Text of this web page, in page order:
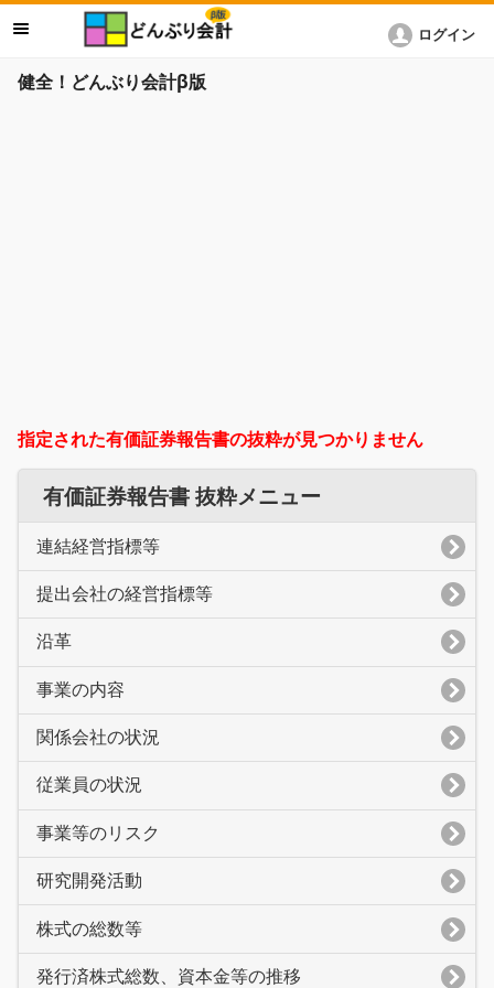
健全！どんぶり会計β版
ログイン
指定された有価証券報告書の抜粋が見つかりません
有価証券報告書 抜粋メニュー
連結経営指標等
提出会社の経営指標等
沿革
事業の内容
関係会社の状況
従業員の状況
事業等のリスク
研究開発活動
株式の総数等
発行済株式総数、資本金等の推移